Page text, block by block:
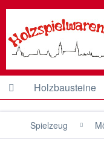
Holzbausteine
Spielzeug